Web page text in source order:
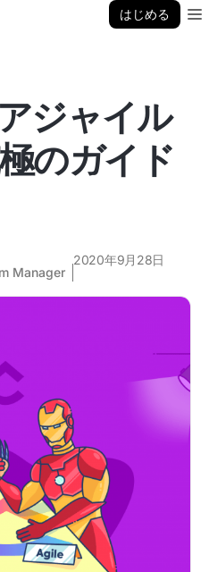
はじめる
ジャイル
のガイド
Manager
2020年9月28日